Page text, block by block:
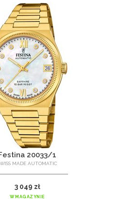
20033/1
MADE AUTOMATIC
3 049 zł
W MAGAZYNIE